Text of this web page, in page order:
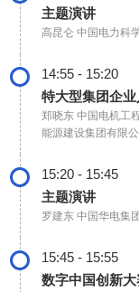
主题演讲
高昆仑中国电力科
14:55 - 15:20
特大型集团企
郑晓东中国电机工
能源建设集团有限
15:20 - 15:45
主题演讲
罗建东中国华电集
15:45 - 15:55
数字中国创新